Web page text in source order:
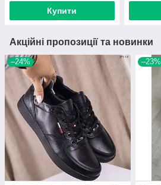
Купити
Акційні пропозиції та новинки
–24% –23%